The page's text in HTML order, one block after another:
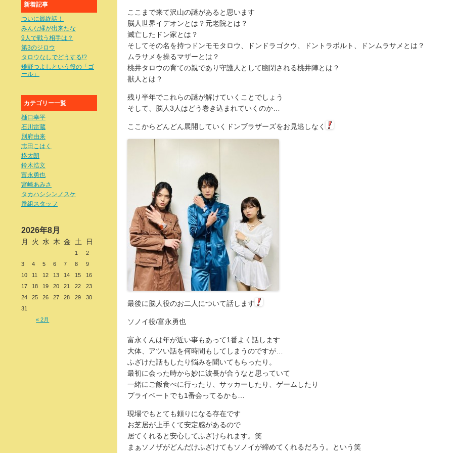
新着記事
ついに最終話！
みんな縁が出来たな
9人で戦う相手は？
第3のジロウ
タロウなしでどうする!?
雉野つよしという役の「ゴ
ール」
カテゴリー一覧
樋口幸平
石川雷蔵
別府由来
志田こはく
柊太朗
鈴木浩文
富永勇也
宮崎あみさ
タカハシシンノスケ
番組スタッフ
2026年8月
月 火 水 木 金 土 日
1
2
3
4 5 6 7 8
9
10
11 12 13 14 15
16
17
18 19 20 21 22
23
24
25 26 27 28 29
30
31
« 2月
ここまで来て沢山の謎があると思います
脳人世界イデオンとは？元老院とは？
滅亡したドン家とは？
そしてその名を持つドンモモタロウ、ドンドラゴクウ、ドントラボルト、ドンムラサメとは？
ムラサメを操るマザーとは？
桃井タロウの育ての親であり守護人として幽閉される桃井陣とは？
獣人とは？
残り半年でこれらの謎が解けていくことでしょう
そして、脳人3人はどう巻き込まれていくのか…
ここからどんどん展開していくドンブラザーズをお見逃しなく
最後に脳人役のお二人について話します
ソノイ役/富永勇也
富永くんは年が近い事もあって1番よく話します
大体、アツい話を何時間もしてしまうのですが…
ふざけた話もしたり悩みを聞いてもらったり。
最初に会った時から妙に波長が合うなと思っていて
一緒にご飯食べに行ったり、サッカーしたり、ゲームしたり
プライベートでも1番会ってるかも…
現場でもとても頼りになる存在です
お芝居が上手くて安定感があるので
居てくれると安心してふざけられます。笑
まぁソノザがどんだけふざけてもソノイが締めてくれるだろう。という笑